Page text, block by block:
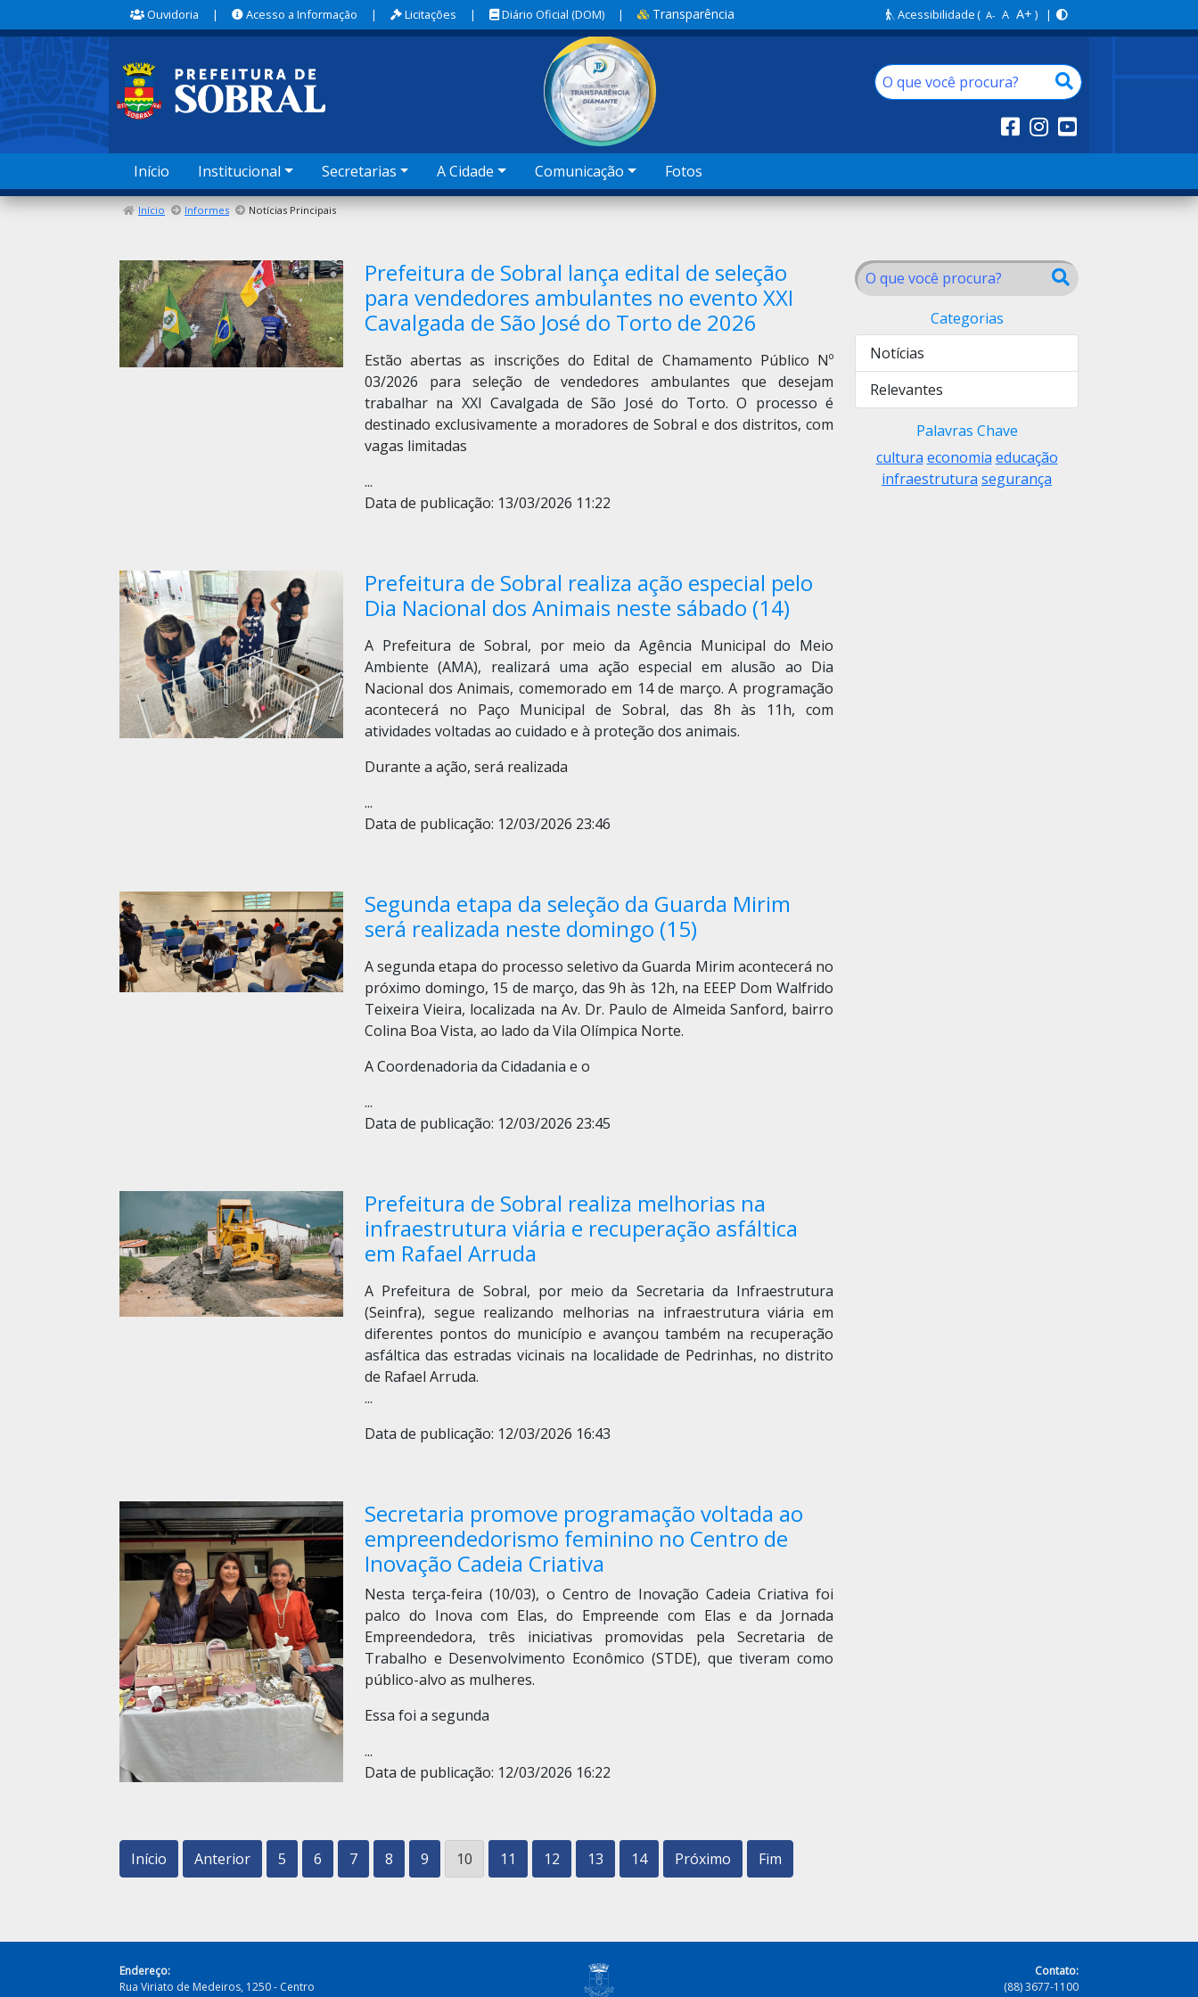
Ouvidoria | Acesso a Informação | Licitações | Diário Oficial (DOM) | Transparência Acessibilidade( A- A A+ ) |
Início Institucional Secretarias A Cidade Comunicação Fotos
Início Informes Notícias Principais
Categorias
Notícias
Relevantes
Palavras Chave
cultura economia educação
infraestrutura segurança
Prefeitura de Sobral lança edital de seleção
para vendedores ambulantes no evento XXI
Cavalgada de São José do Torto de 2026
Estão abertas as inscrições do Edital de Chamamento Público Nº
03/2026 para seleção de vendedores ambulantes que desejam
trabalhar na XXI Cavalgada de São José do Torto. O processo é
destinado exclusivamente a moradores de Sobral e dos distritos, com
vagas limitadas
...
Data de publicação: 13/03/2026 11:22
Prefeitura de Sobral realiza ação especial pelo
Dia Nacional dos Animais neste sábado (14)
A Prefeitura de Sobral, por meio da Agência Municipal do Meio
Ambiente (AMA), realizará uma ação especial em alusão ao Dia
Nacional dos Animais, comemorado em 14 de março. A programação
acontecerá no Paço Municipal de Sobral, das 8h às 11h, com
atividades voltadas ao cuidado e à proteção dos animais.
Durante a ação, será realizada
...
Data de publicação: 12/03/2026 23:46
Segunda etapa da seleção da Guarda Mirim
será realizada neste domingo (15)
A segunda etapa do processo seletivo da Guarda Mirim acontecerá no
próximo domingo, 15 de março, das 9h às 12h, na EEEP Dom Walfrido
Teixeira Vieira, localizada na Av. Dr. Paulo de Almeida Sanford, bairro
Colina Boa Vista, ao lado da Vila Olímpica Norte.
A Coordenadoria da Cidadania e o
...
Data de publicação: 12/03/2026 23:45
Prefeitura de Sobral realiza melhorias na
infraestrutura viária e recuperação asfáltica
em Rafael Arruda
A Prefeitura de Sobral, por meio da Secretaria da Infraestrutura
(Seinfra), segue realizando melhorias na infraestrutura viária em
diferentes pontos do município e avançou também na recuperação
asfáltica das estradas vicinais na localidade de Pedrinhas, no distrito
de Rafael Arruda.
...
Data de publicação: 12/03/2026 16:43
Secretaria promove programação voltada ao
empreendedorismo feminino no Centro de
Inovação Cadeia Criativa
Nesta terça-feira (10/03), o Centro de Inovação Cadeia Criativa foi
palco do Inova com Elas, do Empreende com Elas e da Jornada
Empreendedora, três iniciativas promovidas pela Secretaria de
Trabalho e Desenvolvimento Econômico (STDE), que tiveram como
público-alvo as mulheres.
Essa foi a segunda
...
Data de publicação: 12/03/2026 16:22
Início Anterior 5 6 7 8 9 10 11 12 13 14 Próximo Fim
Endereço:
Rua Viriato de Medeiros, 1250 - Centro
Contato:
(88) 3677-1100